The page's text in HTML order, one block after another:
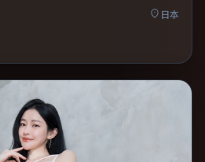
日本